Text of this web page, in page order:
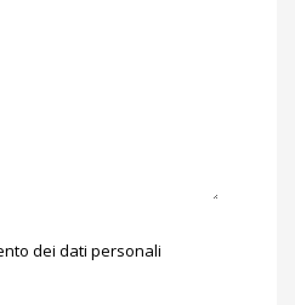
dei dati personali